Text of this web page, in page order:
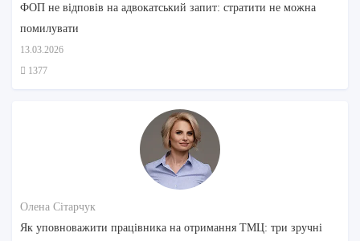
ФОП не відповів на адвокатський запит: стратити не можна
помилувати
13.03.2026
1377
Олена Сітарчук
Як уповноважити працівника на отримання ТМЦ: три зручні